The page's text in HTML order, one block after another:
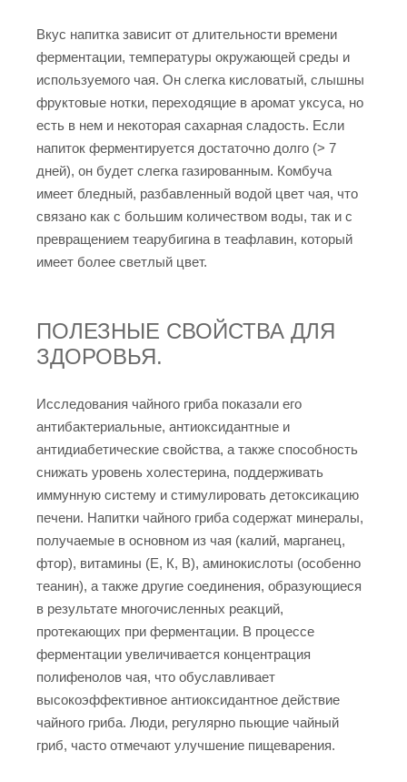
Вкус напитка зависит от длительности времени
ферментации, температуры окружающей среды и
используемого чая. Он слегка кисловатый, слышны
фруктовые нотки, переходящие в аромат уксуса, но
есть в нем и некоторая сахарная сладость. Если
напиток ферментируется достаточно долго (> 7
дней), он будет слегка газированным. Комбуча
имеет бледный, разбавленный водой цвет чая, что
связано как с большим количеством воды, так и с
превращением теарубигина в теафлавин, который
имеет более светлый цвет.
ПОЛЕЗНЫЕ СВОЙСТВА ДЛЯ
ЗДОРОВЬЯ.
Исследования чайного гриба показали его
антибактериальные, антиоксидантные и
антидиабетические свойства, а также способность
снижать уровень холестерина, поддерживать
иммунную систему и стимулировать детоксикацию
печени. Напитки чайного гриба содержат минералы,
получаемые в основном из чая (калий, марганец,
фтор), витамины (Е, К, В), аминокислоты (особенно
теанин), а также другие соединения, образующиеся
в результате многочисленных реакций,
протекающих при ферментации. В процессе
ферментации увеличивается концентрация
полифенолов чая, что обуславливает
высокоэффективное антиоксидантное действие
чайного гриба. Люди, регулярно пьющие чайный
гриб, часто отмечают улучшение пищеварения.